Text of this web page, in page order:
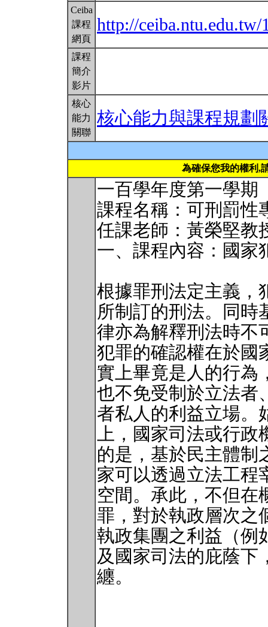
Ceiba
課程
網頁
http://ceiba.ntu.edu.tw/
課程
簡介
影片
核心
能力
關聯
核心能力與課程規劃
為確保您我的權利,
一百學年度第一學期
課程名稱：可刑罰性
任課老師：黃榮堅教
一、課程內容：國家
根據罪刑法定主義，
所制訂的刑法。同時
律亦為解釋刑法時不
犯罪的確認權在於國
實上畢竟是人的行為
也不免受制於立法者
者私人的利益立場。
上，國家司法或行政
的是，基於民主體制
家可以透過立法工程
空間。承此，不但在
罪，對於執政層次之
執政集團之利益（例
及國家司法的庇蔭下
纏。